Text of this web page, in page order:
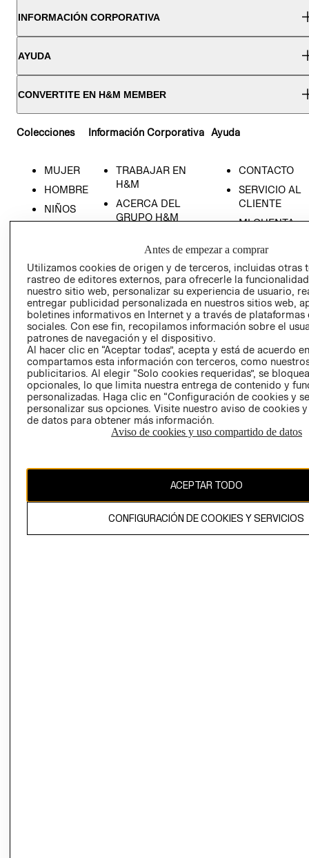
INFORMACIÓN CORPORATIVA
AYUDA
CONVERTITE EN H&M MEMBER
Colecciones
MUJER
HOMBRE
NIÑOS
Información Corporativa
TRABAJAR EN
H&M
ACERCA DEL
GRUPO H&M
SOCIAL
PRENSA
RELACIÓN CON
INVERSIONISTAS
POLÍTICA
EMPRESARIAL
Ayuda
CONTACTO
SERVICIO AL
CLIENTE
MI CUENTA
TIENDAS
- RETIRO EN
TIENDA
TÉRMINOS Y
AVISO DE
PRIVACIDAD
GIFT CARD
AVISO DE
Antes de empezar a comprar
Utilizamos cookies de origen y de terceros, incluidas otras
rastreo de editores externos, para ofrecerle la
nuestro sitio web, personalizar su experiencia de usuario,
entregar publicidad personalizada en nuestros sitios web,
boletines informativos en Internet y a través de plataformas
sociales. Con ese fin, recopilamos información sobre el
patrones de navegación y el dispositivo.
Al hacer clic en “Aceptar todas”, acepta y está de acuerdo
compartamos esta información con terceros, como
publicitarios. Al elegir “Solo cookies requeridas”, se
opcionales, lo que limita nuestra entrega de contenido y
personalizadas. Haga clic en “Configuración de cookies y
personalizar sus opciones. Visite nuestro aviso de cookies
de datos para obtener más información.
Aviso de cookies y uso compartido de datos
ACEPTAR TODO
CONFIGURACIÓN DE COOKIES Y SERVICIOS